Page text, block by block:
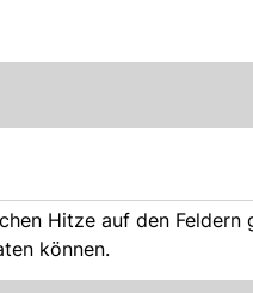
Hitze auf den
können.